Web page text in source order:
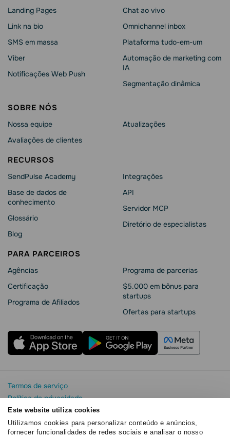
Este website utiliza cookies
Utilizamos cookies para personalizar conteúdo e anúncios,
fornecer funcionalidades de redes sociais e analisar o nosso
Landing Pages
Link na bio
SMS em massa
Viber
Notificações Web Push
Chat ao vivo
Omnichannel inbox
Plataforma tudo-em-um
Automação de marketing com
IA
Segmentação dinâmica
SOBRE NÓS
Nossa equipe
Avaliações de clientes
Atualizações
RECURSOS
SendPulse Academy
Base de dados de
conhecimento
Glossário
Blog
Integrações
API
Servidor MCP
Diretório de especialistas
PARA PARCEIROS
Agências
Сertificação
Programa de Afiliados
Programa de parcerias
$5.000 em bônus para
startups
Ofertas para startups
Termos de serviço
Política de privacidade
Segurança e privacidade da SendPulse
Declaração de Cookie
Acordo de processamento de dados